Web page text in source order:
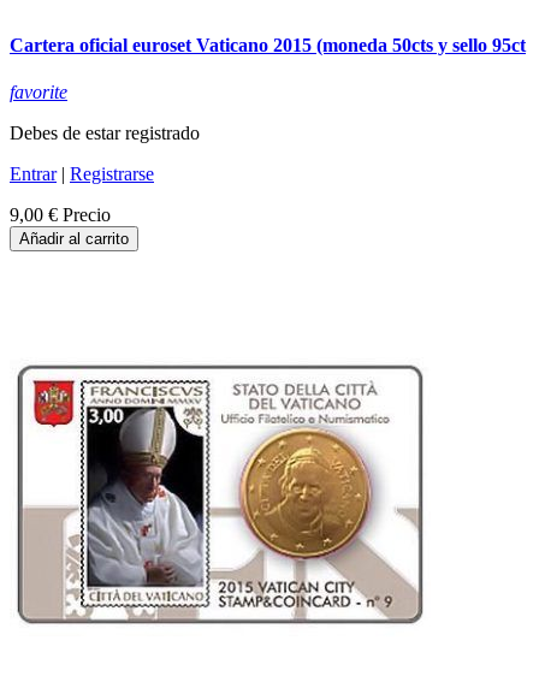
Cartera oficial euroset Vaticano 2015 (moneda 50cts y sello 95ct
favorite
Debes de estar registrado
Entrar| Registrarse
9,00 € Precio
Añadir al carrito